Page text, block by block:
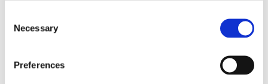
Selection
Necessary
Preferences